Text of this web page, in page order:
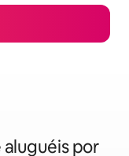
aluguéis por